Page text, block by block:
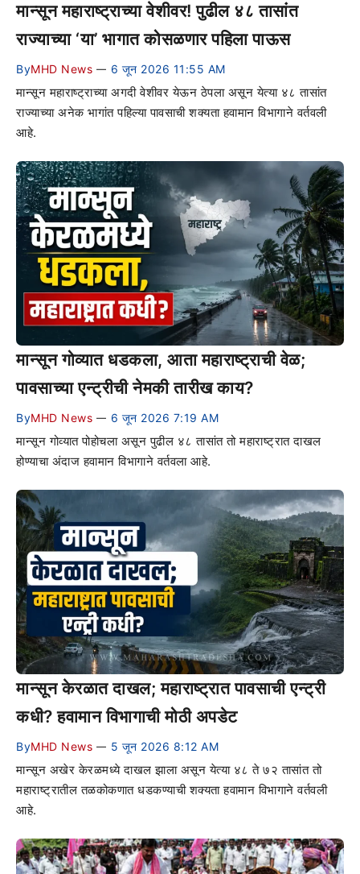
मान्सून महाराष्ट्राच्या वेशीवर! पुढील ४८ तासांत
राज्याच्या ‘या’ भागात कोसळणार पहिला पाऊस
ByMHD News — 6 जून 2026 11:55 AM
मान्सून महाराष्ट्राच्या अगदी वेशीवर येऊन ठेपला असून येत्या ४८ तासांत
राज्याच्या अनेक भागांत पहिल्या पावसाची शक्यता हवामान विभागाने वर्तवली
आहे.
मान्सून गोव्यात धडकला, आता महाराष्ट्राची वेळ;
पावसाच्या एन्ट्रीची नेमकी तारीख काय?
ByMHD News — 6 जून 2026 7:19 AM
मान्सून गोव्यात पोहोचला असून पुढील ४८ तासांत तो महाराष्ट्रात दाखल
होण्याचा अंदाज हवामान विभागाने वर्तवला आहे.
मान्सून केरळात दाखल; महाराष्ट्रात पावसाची एन्ट्री
कधी? हवामान विभागाची मोठी अपडेट
ByMHD News — 5 जून 2026 8:12 AM
मान्सून अखेर केरळमध्ये दाखल झाला असून येत्या ४८ ते ७२ तासांत तो
महाराष्ट्रातील तळकोकणात धडकण्याची शक्यता हवामान विभागाने वर्तवली
आहे.